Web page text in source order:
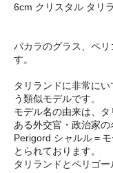
6cm クリスタル タリ
バカラのグラス、ペ
す。
タリランドに非常に
う類似モデルです。
モデル名の由来は、
ある外交官・政治家
Perigord シャルル＝
とられております。
タリランドとペリゴー